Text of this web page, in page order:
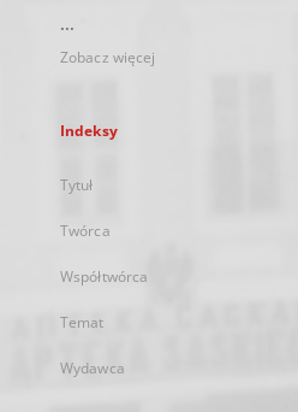
...
Zobacz więcej
Indeksy
Tytuł
Twórca
Współtwórca
Temat
Wydawca